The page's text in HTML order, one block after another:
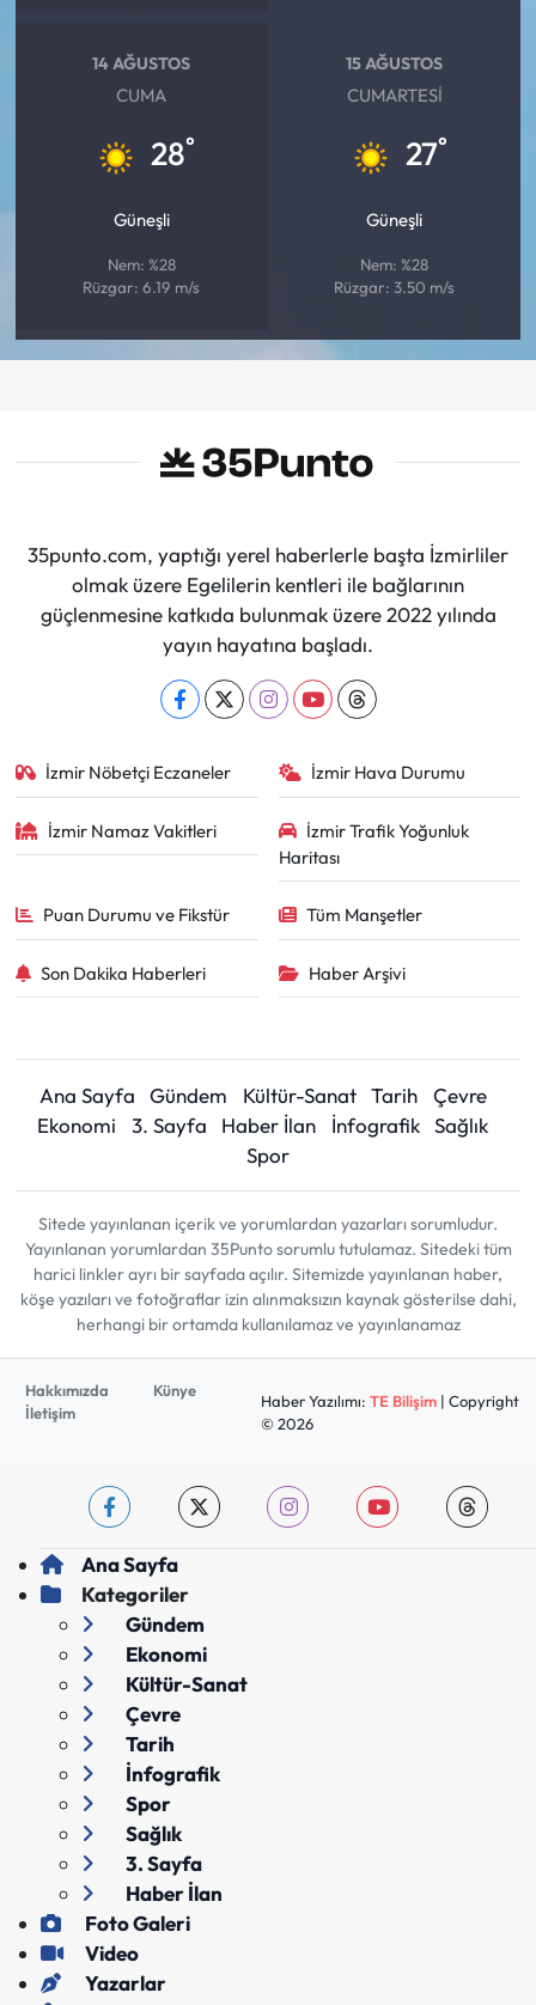
14 AĞUSTOS
CUMA
28°
Güneşli
Nem: %28
Rüzgar: 6.19 m/s
15 AĞUSTOS
CUMARTESI
27°
Güneşli
Nem: %28
Rüzgar: 3.50 m/s
35punto.com, yaptığı yerel haberlerle başta İzmirliler
olmak üzere Egelilerin kentleri ile bağlarının
güçlenmesine katkıda bulunmak üzere 2022 yılında
yayın hayatına başladı.
İzmir Nöbetçi Eczaneler İzmir Hava Durumu
İzmir Namaz Vakitleri
İzmir Trafik Yoğunluk
Haritası
Puan Durumu ve Fikstür Tüm Manşetler
Son Dakika Haberleri Haber Arşivi
Ana Sayfa Gündem Kültür-Sanat Tarih
Çevre
Ekonomi
3. Sayfa Haber İlan İnfografik Sağlık
Spor
Sitede yayınlanan içerik ve yorumlardan yazarları sorumludur.
Yayınlanan yorumlardan 35Punto sorumlu tutulamaz. Sitedeki tüm
harici linkler ayrı bir sayfada açılır. Sitemizde yayınlanan haber,
köşe yazıları ve fotoğraflar izin alınmaksızın kaynak gösterilse dahi,
herhangi bir ortamda kullanılamaz ve yayınlanamaz
Hakkımızda
Künye
İletişim
Haber Yazılımı: TE Bilişim| Copyright
© 2026
Ana Sayfa
Kategoriler
Gündem
Ekonomi
Kültür-Sanat
Çevre
Tarih
İnfografik
Spor
Sağlık
3. Sayfa
Haber İlan
Foto Galeri
Video
Yazarlar